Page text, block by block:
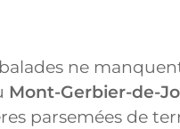
ne
Mont-Gerbier-de-
parsemées de